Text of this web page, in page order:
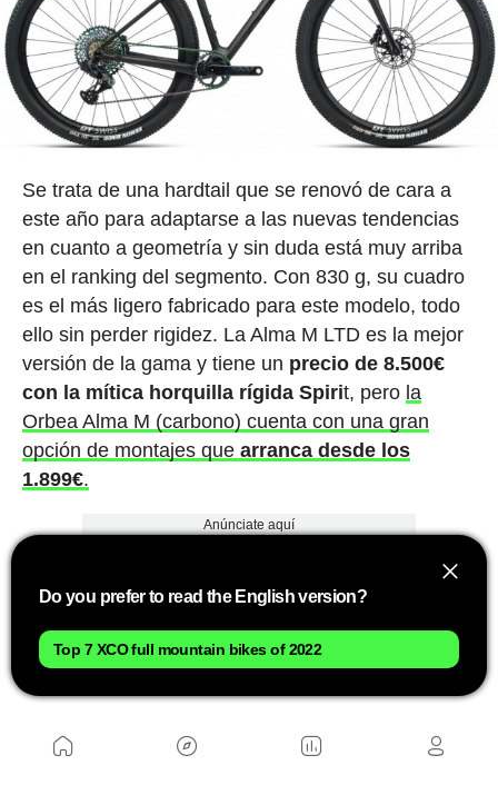
Se trata de una hardtail que se renovó de cara a
este año para adaptarse a las nuevas tendencias
en cuanto a geometría y sin duda está muy arriba
en el ranking del segmento. Con 830 g, su cuadro
es el más ligero fabricado para este modelo, todo
ello sin perder rigidez. La Alma M LTD es la mejor
versión de la gama y tiene un precio de 8.500€
con la mítica horquilla rígida Spirit, pero la
Orbea Alma M (carbono) cuenta con una gran
opción de montajes que arranca desde los
1.899€.
Anúnciate aquí
Do you prefer to read the English version?
Top 7 XCO full mountain bikes of 2022